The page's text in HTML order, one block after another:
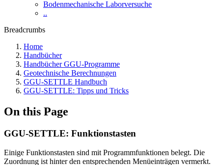
Bodenmechanische Laborversuche
..
Breadcrumbs
Home
Handbücher
Handbücher GGU-Programme
Geotechnische Berechnungen
GGU-SETTLE Handbuch
GGU-SETTLE: Tipps und Tricks
On this Page
GGU-SETTLE: Funktionstasten
Einige Funktionstasten sind mit Programmfunktionen belegt. Die
Zuordnung ist hinter den entsprechenden Menüeinträgen vermerkt.